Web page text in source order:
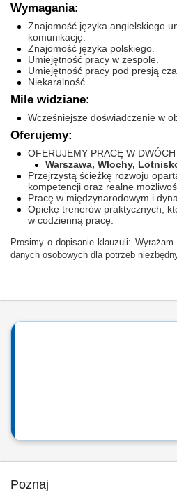
Wymagania:
Znajomość języka angielskiego
komunikację.
Znajomość języka polskiego.
Umiejętność pracy w zespole.
Umiejętność pracy pod presją
Niekaralność.
Mile widziane:
Wcześniejsze doświadczenie w
Oferujemy:
OFERUJEMY PRACĘ W
Warszawa, Włochy,
Przejrzystą ścieżkę rozwoju
kompetencji oraz realne
Pracę w międzynarodowym i
Opiekę trenerów praktycznych,
w codzienną pracę.
Prosimy o dopisanie klauzuli:
danych osobowych dla potrzeb
Poznaj